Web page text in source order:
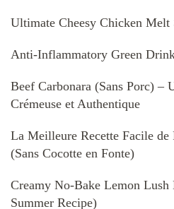
Ultimate Cheesy Chicken Melt
Anti-Inflammatory Green
Beef Carbonara (Sans Porc) –
Crémeuse et Authentique
La Meilleure Recette Facile
(Sans Cocotte en Fonte)
Creamy No-Bake Lemon Lush
Summer Recipe)